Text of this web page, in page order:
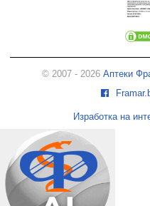
© 2007 - 2026 Аптеки
Изработка на